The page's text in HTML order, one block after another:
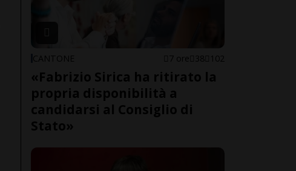
CANTONE 7 ore 38 102
«Fabrizio Sirica ha ritirato la
propria disponibilità a
candidarsi al Consiglio di
Stato»